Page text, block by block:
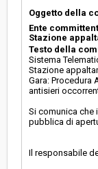
Oggetto della
Ente
Stazione
Testo della
Sistema
Stazione
Gara: Procedura
antisieri
Si comunica che
pubblica di
Il responsabile